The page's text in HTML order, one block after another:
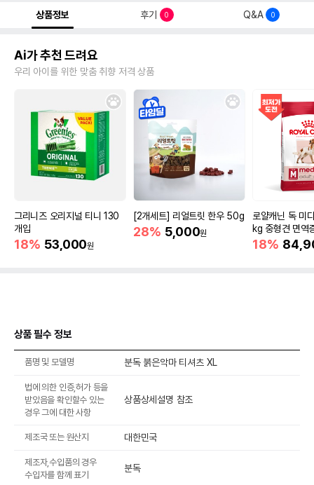
상품정보 후기 0 Q&A 0
Ai가 추천 드려요
우리 아이를 위한 맞춤 취향 저격 상품
그리니즈 오리지널 티니 130
개입
18% 53,000원
[2개세트] 리얼트릿 한우 50g
28% 5,000원
로얄캐닌 독 미
kg 중형견 면역
18%
상품 필수 정보
품명 및 모델명 분독 붉은악마 티셔츠 XL
법에 의한 인증,허가 등을
받았음을 확인할수 있는
경우 그에 대한 사항
상품상세설명 참조
제조국 또는 원산지 대한민국
제조자,수입품의 경우
수입자를 함께 표기
분독